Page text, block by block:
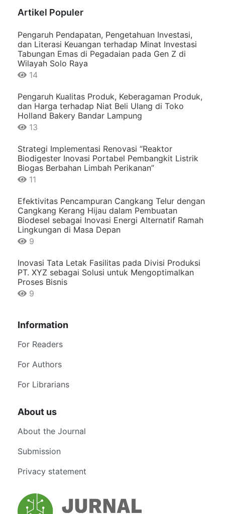
Artikel Populer
Pengaruh Pendapatan, Pengetahuan Investasi,
dan Literasi Keuangan terhadap Minat Investasi
Tabungan Emas di Pegadaian pada Gen Z di
Wilayah Solo Raya
14
Pengaruh Kualitas Produk, Keberagaman Produk,
dan Harga terhadap Niat Beli Ulang di Toko
Holland Bakery Bandar Lampung
13
Strategi Implementasi Renovasi “Reaktor
Biodigester Inovasi Portabel Pembangkit Listrik
Biogas Berbahan Limbah Perikanan”
11
Efektivitas Pencampuran Cangkang Telur dengan
Cangkang Kerang Hijau dalam Pembuatan
Biodesel sebagai Inovasi Energi Alternatif Ramah
Lingkungan di Masa Depan
9
Inovasi Tata Letak Fasilitas pada Divisi Produksi
PT. XYZ sebagai Solusi untuk Mengoptimalkan
Proses Bisnis
9
Information
For Readers
For Authors
For Librarians
About us
About the Journal
Submission
Privacy statement